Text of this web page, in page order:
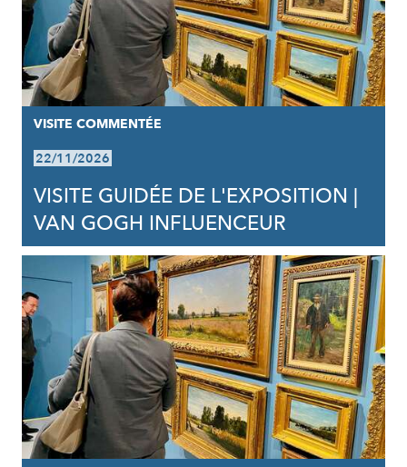
VISITE COMMENTÉE
22/11/2026
VISITE GUIDÉE DE L'EXPOSITION |
VAN GOGH INFLUENCEUR